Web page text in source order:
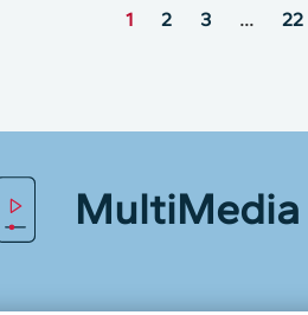
1 2 3 … 22
MultiMedia